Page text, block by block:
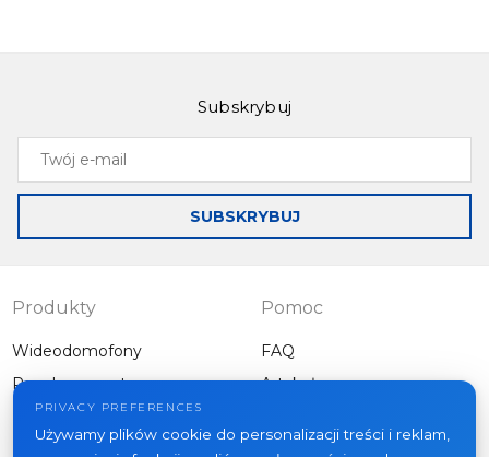
Slinex ML-20CR
Video door panel
card reader
Slinex ML-20HD
view angle and
Subskrybuj
Twój
mail
SUBSKRYBUJ
Produkty
Wideodomofony
Panele zewnętrzne
Inny sprzęt
Pomoc
FAQ
Artykuły
Projekty
PRIVACY PREFERENCES
Używamy plików cookie do personalizacji treści i reklam,